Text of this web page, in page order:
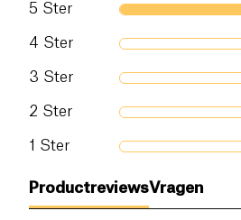
5 Ster
4 Ster
3 Ster
2 Ster
1 Ster
ProductreviewsVragen